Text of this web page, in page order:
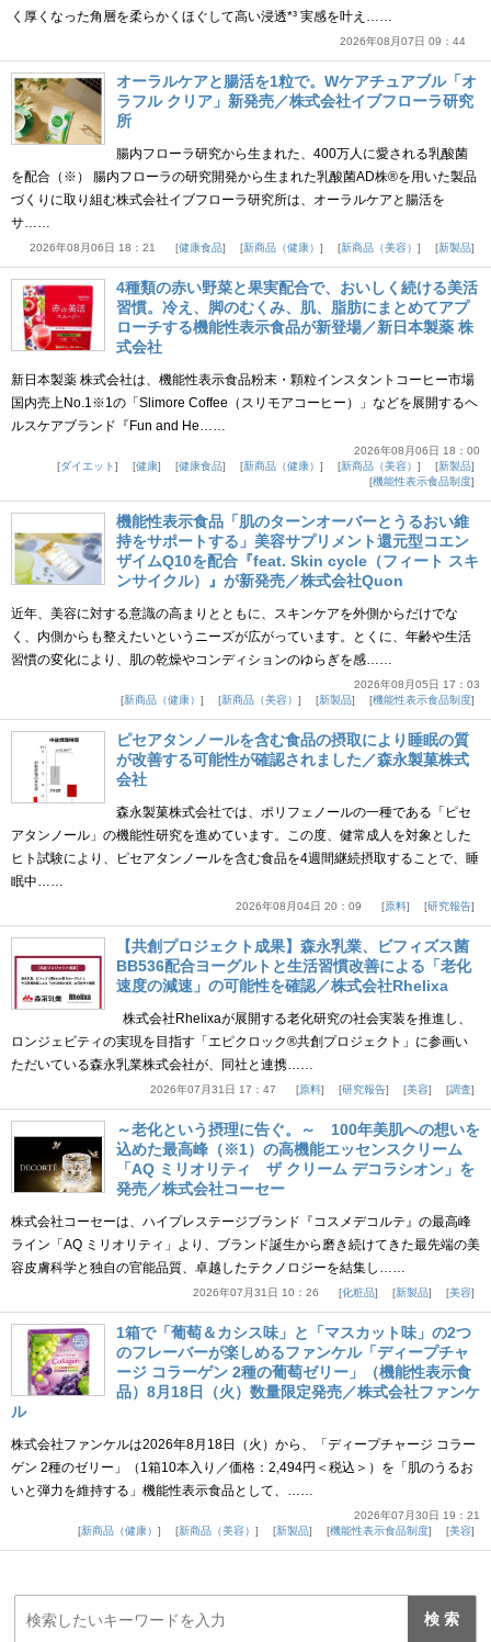
く厚くなった角層を柔らかくほぐして高い浸透*³ 実感を叶え……
2026年08月07日 09：44
オーラルケアと腸活を1粒で。Wケアチュアブル「オ
ラフル クリア」新発売／株式会社イブフローラ研究
所
腸内フローラ研究から生まれた、400万人に愛される乳酸菌
を配合（※） 腸内フローラの研究開発から生まれた乳酸菌AD株®を用いた製品
づくりに取り組む株式会社イブフローラ研究所は、オーラルケアと腸活を
サ……
2026年08月06日 18：21 健康食品 新商品（健康） 新商品（美容） 新製品
4種類の赤い野菜と果実配合で、おいしく続ける美活
習慣。冷え、脚のむくみ、肌、脂肪にまとめてアプ
ローチする機能性表示食品が新登場／新日本製薬 株
式会社
新日本製薬 株式会社は、機能性表示食品粉末・顆粒インスタントコーヒー市場
国内売上No.1※1の「Slimore Coffee（スリモアコーヒー）」などを展開するヘ
ルスケアブランド『Fun and He……
2026年08月06日 18：00
ダイエット
健康 健康食品 新商品（健康） 新商品（美容）
新製品
機能性表示食品制度
機能性表示食品「肌のターンオーバーとうるおい維
持をサポートする」美容サプリメント還元型コエン
ザイムQ10を配合『feat. Skin cycle（フィート スキ
ンサイクル）』が新発売／株式会社Quon
近年、美容に対する意識の高まりとともに、スキンケアを外側からだけでな
く、内側からも整えたいというニーズが広がっています。とくに、年齢や生活
習慣の変化により、肌の乾燥やコンディションのゆらぎを感……
2026年08月05日 17：03
新商品（健康）
新商品（美容） 新製品 機能性表示食品制度
ピセアタンノールを含む食品の摂取により睡眠の質
が改善する可能性が確認されました／森永製菓株式
会社
森永製菓株式会社では、ポリフェノールの一種である「ピセ
アタンノール」の機能性研究を進めています。この度、健常成人を対象とした
ヒト試験により、ピセアタンノールを含む食品を4週間継続摂取することで、睡
眠中……
2026年08月04日 20：09 原料 研究報告
【共創プロジェクト成果】森永乳業、ビフィズス菌
BB536配合ヨーグルトと生活習慣改善による「老化
速度の減速」の可能性を確認／株式会社Rhelixa
株式会社Rhelixaが展開する老化研究の社会実装を推進し、
ロンジェビティの実現を目指す「エピクロック®共創プロジェクト」に参画い
ただいている森永乳業株式会社が、同社と連携……
2026年07月31日 17：47 原料 研究報告 美容 調査
～老化という摂理に告ぐ。～ 100年美肌への想いを
込めた最高峰（※1）の高機能エッセンスクリーム
「AQ ミリオリティ ザ クリーム デコラシオン」を
発売／株式会社コーセー
株式会社コーセーは、ハイプレステージブランド『コスメデコルテ』の最高峰
ライン「AQ ミリオリティ」より、ブランド誕生から磨き続けてきた最先端の美
容皮膚科学と独自の官能品質、卓越したテクノロジーを結集し……
2026年07月31日 10：26 化粧品 新製品 美容
1箱で「葡萄＆カシス味」と「マスカット味」の2つ
のフレーバーが楽しめるファンケル「ディープチャ
ージ コラーゲン 2種の葡萄ゼリー」（機能性表示食
品）8月18日（火）数量限定発売／株式会社ファンケ
ル
株式会社ファンケルは2026年8月18日（火）から、「ディープチャージ コラー
ゲン 2種のゼリー」（1箱10本入り／価格：2,494円＜税込＞）を「肌のうるお
いと弾力を維持する」機能性表示食品として、……
2026年07月30日 19：21
新商品（健康）
新商品（美容） 新製品 機能性表示食品制度 美容